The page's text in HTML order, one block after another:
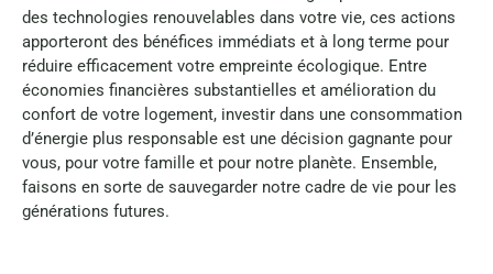
des technologies renouvelables dans votre vie, ces actions
apporteront des bénéfices immédiats et à long terme pour
réduire efficacement votre empreinte écologique. Entre
économies financières substantielles et amélioration du
confort de votre logement, investir dans une consommation
d’énergie plus responsable est une décision gagnante pour
vous, pour votre famille et pour notre planète. Ensemble,
faisons en sorte de sauvegarder notre cadre de vie pour les
générations futures.